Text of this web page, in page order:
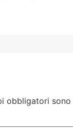
obbligatori